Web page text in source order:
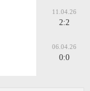
11.04.26
2:2
06.04.26
0:0